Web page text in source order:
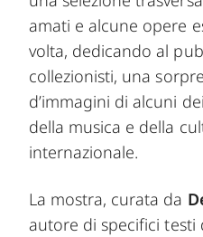
amati e alcune opere
volta, dedicando al
collezionisti, una
d’immagini di alcuni
della musica e della
internazionale.
La mostra, curata da
autore di specifici testi